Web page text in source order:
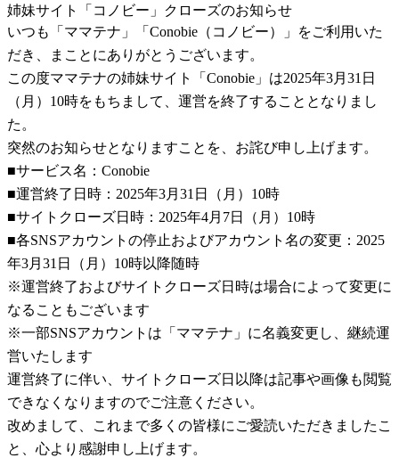
姉妹サイト「コノビー」クローズのお知らせ
いつも「ママテナ」「Conobie（コノビー）」をご利用いた
だき、まことにありがとうございます。
この度ママテナの姉妹サイト「Conobie」は2025年3月31日
（月）10時をもちまして、運営を終了することとなりまし
た。
突然のお知らせとなりますことを、お詫び申し上げます。
■サービス名：Conobie
■運営終了日時：2025年3月31日（月）10時
■サイトクローズ日時：2025年4月7日（月）10時
■各SNSアカウントの停止およびアカウント名の変更：2025
年3月31日（月）10時以降随時
※運営終了およびサイトクローズ日時は場合によって変更に
なることもございます
※一部SNSアカウントは「ママテナ」に名義変更し、継続運
営いたします
運営終了に伴い、サイトクローズ日以降は記事や画像も閲覧
できなくなりますのでご注意ください。
改めまして、これまで多くの皆様にご愛読いただきましたこ
と、心より感謝申し上げます。